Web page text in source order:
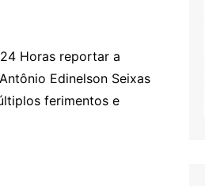
Horas reportar a
Edinelson Seixas
ferimentos e